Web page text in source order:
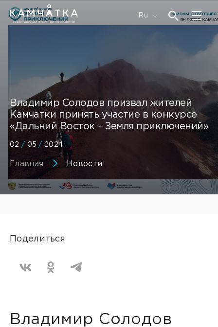
Ru
Владимир Солодов призвал жителей
Камчатки принять участие в конкурсе
«Дальний Восток – Земля приключений»
02 / 05 / 2024
Главная Новости
Поделиться
Владимир Солодов